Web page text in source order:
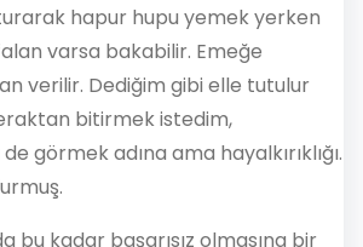
hapur hupu yemek yerken
varsa bakabilir. Emeğe
verilir. Dediğim gibi elle tutulur
bitirmek istedim,
görmek adına ama hayalkırıklığı.
bu kadar başarısız olmasına bir